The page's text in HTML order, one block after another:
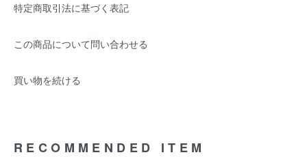
特定商取引法に基づく表記
この商品について問い合わせる
買い物を続ける
RECOMMENDED ITEM